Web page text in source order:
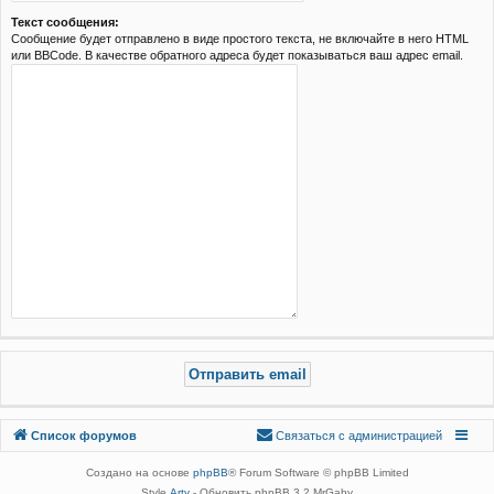
Текст сообщения:
Сообщение будет отправлено в виде простого текста, не включайте в него HTML
или BBCode. В качестве обратного адреса будет показываться ваш адрес email.
Список форумов
Связаться с
Связаться с администрацией
Создано на основе phpBB® Forum Software © phpBB Limited